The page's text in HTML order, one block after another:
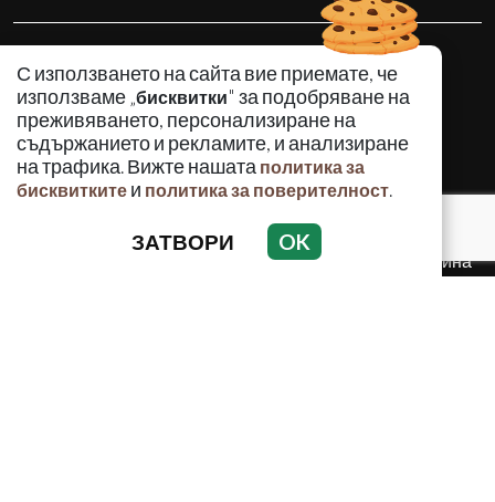
С използването на сайта вие приемате, че
използваме „бисквитки" за подобряване на
преживяването, персонализиране на
съдържанието и рекламите, и анализиране
на трафика. Вижте нашата политика за
бисквитките и политика за поверителност.
ЗАТВОРИ OK
КРИМИНАЛНО
ИНЦИДЕНТИ
АНАЛИЗИ
ПО СВЕТА
ВОДЕЩИ ТЕМИ
Използването и публикуването на част или цялото
съдържание на Crimes.BG без разрешение на Медийна